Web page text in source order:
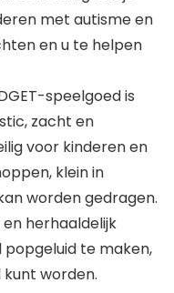
met autisme en
en u te helpen
speelgoed is
zacht en
voor kinderen en
klein in
worden gedragen.
herhaaldelijk
te maken,
worden.